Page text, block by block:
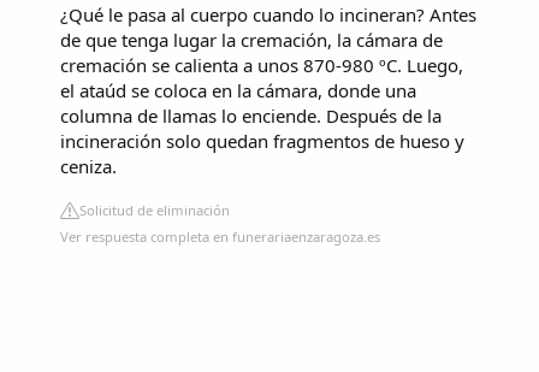
¿Qué le pasa al cuerpo cuando lo incineran? Antes
de que tenga lugar la cremación, la cámara de
cremación se calienta a unos 870-980 ºC. Luego,
el ataúd se coloca en la cámara, donde una
columna de llamas lo enciende. Después de la
incineración solo quedan fragmentos de hueso y
ceniza.
Solicitud de eliminación
Ver respuesta completa en funerariaenzaragoza.es